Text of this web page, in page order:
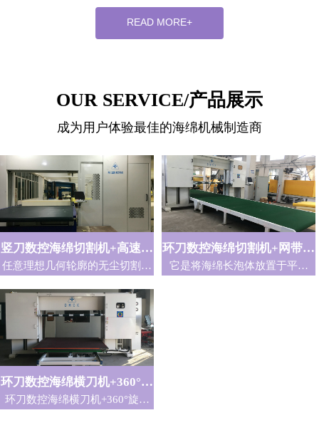
READ MORE+
OUR SERVICE/产品展示
成为用户体验最佳的海绵机械制造商
竖刀数控海绵切割机+高速循
环刀
任意理想几何轮廓的无尘切割。
适用于汽车工业、家具工业、包
装工业、建筑业、日用品等行
业。
环刀数控海绵切割机+网带平
台
它是将海绵长泡体放置于平台
上，按生产需要分段、一次切割
环刀数控海绵横刀机+360°旋
转平台
环刀数控海绵横刀机+360°旋转
平台 型号：DM-CNC-01,无尘